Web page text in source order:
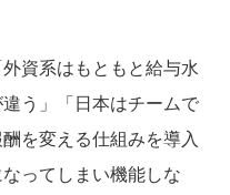
資系はもともと給与水
う」「日本はチームで
を変える仕組みを導入
ってしまい機能しな